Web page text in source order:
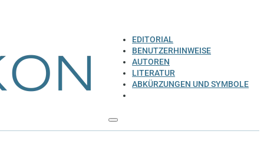
EDITORIAL
BENUTZERHINWEISE
AUTOREN
LITERATUR
ABKÜRZUNGEN UND SYMBOLE